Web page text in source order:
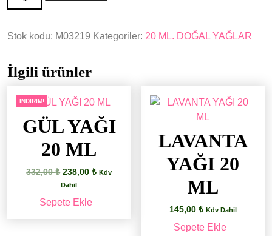
YAGI
adet
Stok kodu: M03219 Kategoriler: 20 ML. DOĞAL YAĞLAR
İlgili ürünler
İNDIRIM!
GÜL YAĞI
20 ML
332,00₺ Orijinal
fiyat:
332,00 ₺.
238,00₺Şu
Kdv
Dahil
Sepete Ekle
LAVANTA
YAĞI 20
ML
145,00 ₺ Kdv Dahil
Sepete Ekle